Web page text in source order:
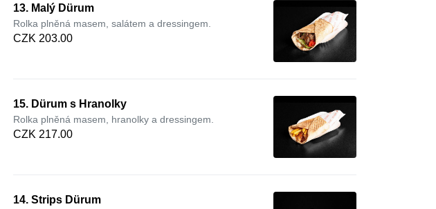
13. Malý Dürum
Rolka plněná masem, salátem a dressingem.
CZK 203.00
15. Dürum s Hranolky
Rolka plněná masem, hranolky a dressingem.
CZK 217.00
14. Strips Dürum